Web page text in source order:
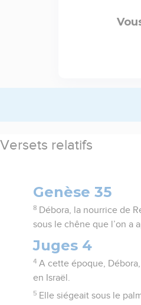
Versets relatifs
Genèse 35
8 Débora, la nourrice de
sous le chêne que l’on a
Juges 4
4 A cette époque,
en Israël.
5 Elle siégeait sous le